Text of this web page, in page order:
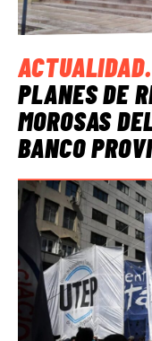
ACTUALIDAD.
PLANES DE
MOROSAS
BANCO